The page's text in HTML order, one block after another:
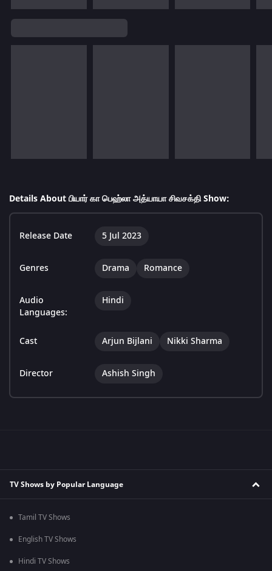
Details About பியார் கா பெஹ்லா அத்யாயா சிவசக்தி Show:
Release Date 5 Jul 2023
Genres Drama Romance
Audio
Languages:
Hindi
Cast Arjun Bijlani Nikki Sharma
Director Ashish Singh
TV Shows by Popular Language
Tamil TV Shows
English TV Shows
Hindi TV Shows